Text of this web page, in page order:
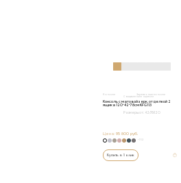
Консоль с матовой зерк. отделкой 2
ящика 120*42*78см KFG113
Размеры от: 42/78/120
Цена: 95 800 руб.
+152
Купить в 1 клик